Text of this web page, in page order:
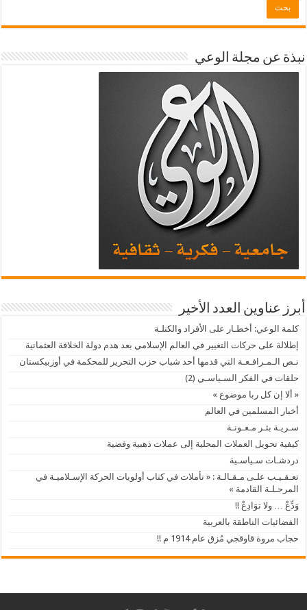
نبذة عن مجلة الوعي
أبرز عناوين العدد الأخير
كلمة الوعي: أخطـار على الأفراد والكتلـة
إطلالة على حركات التغيير في العالم الإسلامي بعد هدم دولة الخلافة العثمانية
نـص الـمـرافـعـة التي قدمها أحد شباب حزب التحرير للمحكمة في أوزبيكستان
حلقات في الفكر السـياسـي (2)
« ألا إن كل ربا موضوع »
أخبار المسلمين في العالم
سـريـة بئـر مـعـونـة
كيفية تحويل العملات المحلية إلى عملات ذهبية وفضية
دردشـات سـياسـية
تعـقـيـب علـى مـقـالـة : « تأملات في كتاب أولويات الحركة الإسـلاميـة في
المرحـلـة القادمة »
وَدِّعْ … ولا توَادِعْ !!
الفضائيات الناطقة بالعربية
حجاب مروة قاوقجي مُزق عام 1914 م !!